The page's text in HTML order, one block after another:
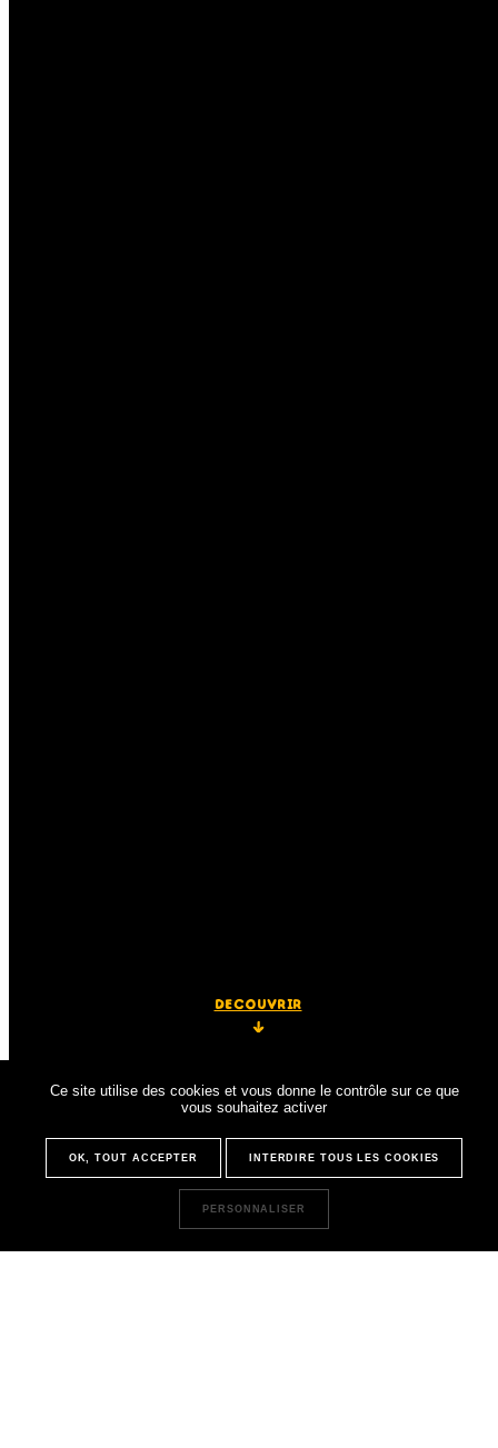
decouvrir
Ce site utilise des cookies et vous donne le contrôle sur ce que
vous souhaitez activer
OK, TOUT ACCEPTER INTERDIRE TOUS LES COOKIES
PERSONNALISER